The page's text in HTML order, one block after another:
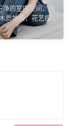
格多样姿态，记
的百态呈现。
净的室内空间，浅
质地板，花艺摆件
月身着白...